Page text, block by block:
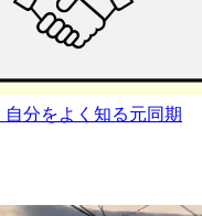
自分をよく知る元同期